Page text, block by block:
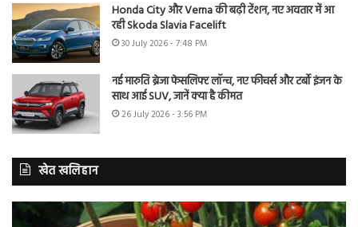
Honda City और Verna की बढ़ी टेंशन, नए अवतार में आ
रही Skoda Slavia Facelift
30 July 2026 - 7:48 PM
नई मारुति ब्रेजा फेसलिफ्ट लॉन्च, नए फीचर्स और टर्बो इंजन के
साथ आई SUV, जानें क्या है कीमत
26 July 2026 - 3:56 PM
खेत खलिहान